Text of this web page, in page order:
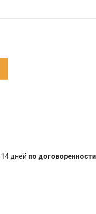
14 дней по договоренности